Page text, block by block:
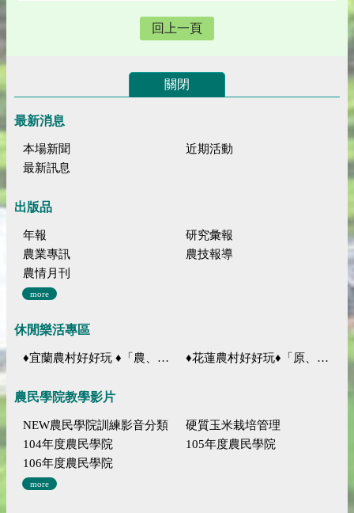
回上一頁
關閉
最新消息
本場新聞
近期活動
最新訊息
出版品
年報
研究彙報
農業專訊
農技報導
農情月刊
more
休閒樂活專區
♦宜蘭農村好好玩 ♦「農、藝、山、水」四條遊程推薦 ♦花蓮農村好好玩♦「原、生、慢、活」四條遊程推薦
農民學院教學影片
NEW農民學院訓練影音分類
硬質玉米栽培管理
104年度農民學院
105年度農民學院
106年度農民學院
more